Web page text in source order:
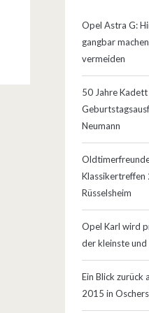
Opel Astra G:
gangbar
vermeiden
50 Jahre
Neumann
Klassikertreffen
Rüsselsheim
Opel Karl wird
der kleinste und
Ein Blick zurück
2015 in